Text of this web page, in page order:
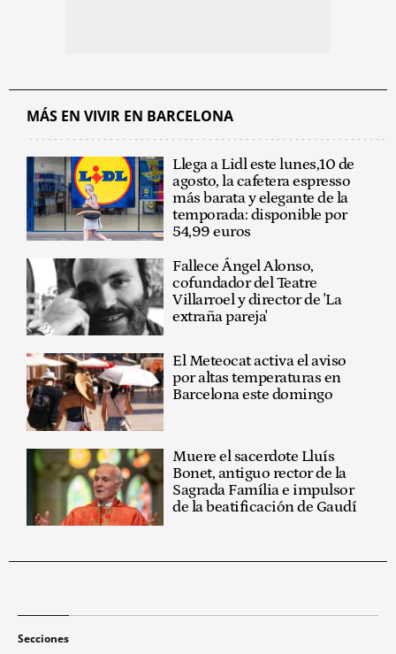
MÁS EN VIVIR EN BARCELONA
Llega a Lidl este lunes,10 de
agosto, la cafetera espresso
más barata y elegante de la
temporada: disponible por
54,99 euros
Fallece Ángel Alonso,
cofundador del Teatre
Villarroel y director de 'La
extraña pareja'
El Meteocat activa el aviso
por altas temperaturas en
Barcelona este domingo
Muere el sacerdote Lluís
Bonet, antiguo rector de la
Sagrada Família e impulsor
de la beatificación de Gaudí
Secciones